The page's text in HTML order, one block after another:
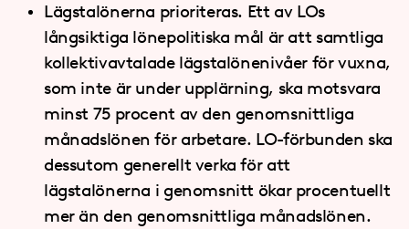
Lägstalönerna prioriteras. Ett av LOs
långsiktiga lönepolitiska mål är att samtliga
kollektivavtalade lägstalönenivåer för vuxna,
som inte är under upplärning, ska motsvara
minst 75 procent av den genomsnittliga
månadslönen för arbetare. LO-förbunden ska
dessutom generellt verka för att
lägstalönerna i genomsnitt ökar procentuellt
mer än den genomsnittliga månadslönen.